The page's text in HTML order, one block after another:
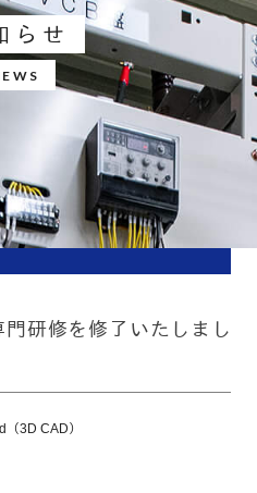
らせ
研修を修了いたしまし
（3D CAD ）